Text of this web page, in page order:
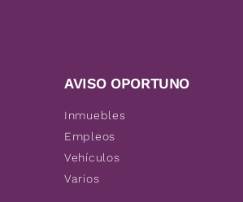
AVISO OPORTUNO
Inmuebles
Empleos
Vehículos
Varios